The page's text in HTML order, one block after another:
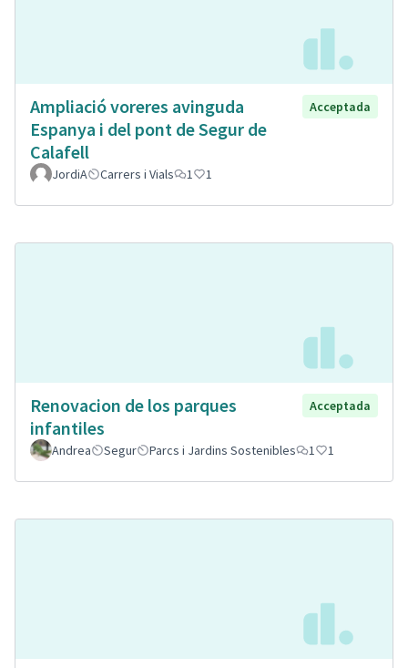
Ampliació voreres avinguda
Espanya i del pont de Segur de
Calafell
Acceptada
JordiA Carrers i Vials 1 1
Renovacion de los parques
infantiles
Acceptada
Andrea Segur Parcs i Jardins Sostenibles 1 1